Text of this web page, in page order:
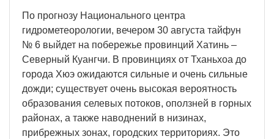
По прогнозу Национального центра
гидрометеорологии, вечером 30 августа тайфун
№ 6 выйдет на побережье провинций Хатинь –
Северный Куангчи. В провинциях от Тханьхоа до
города Хюэ ожидаются сильные и очень сильные
дожди; существует очень высокая вероятность
образования селевых потоков, оползней в горных
районах, а также наводнений в низинах,
прибрежных зонах, городских территориях. Это